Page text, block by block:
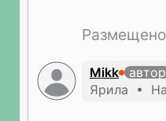
Mikk
автор
Ярила • На